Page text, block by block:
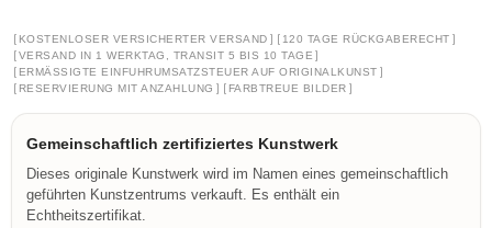
[ KOSTENLOSER VERSICHERTER VERSAND ] [ 120 TAGE RÜCKGABERECHT ]
[VERSAND IN 1 WERKTAG, TRANSIT 5 BIS 10 TAGE ]
[ ERMÄSSIGTE EINFUHRUMSATZSTEUER AUF ORIGINALKUNST
]
[ RESERVIERUNG MIT ANZAHLUNG ] [ FARBTREUE BILDER ]
Gemeinschaftlich zertifiziertes Kunstwerk
Dieses originale Kunstwerk wird im Namen eines gemeinschaftlich
geführten Kunstzentrums verkauft. Es enthält ein
Echtheitszertifikat.